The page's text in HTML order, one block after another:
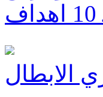
الابطال